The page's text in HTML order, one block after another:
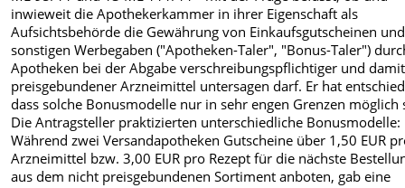
inwieweit die Apothekerkammer in ihrer Eigenschaft als
Aufsichtsbehörde die Gewährung von Einkaufsgutscheinen und
sonstigen Werbegaben ("Apotheken-Taler", "Bonus-Taler")
Apotheken bei der Abgabe verschreibungspflichtiger und damit
preisgebundener Arzneimittel untersagen darf. Er hat
dass solche Bonusmodelle nur in sehr engen Grenzen möglich
Die Antragsteller praktizierten unterschiedliche Bonusmodelle:
Während zwei Versandapotheken Gutscheine über 1,50 EUR
Arzneimittel bzw. 3,00 EUR pro Rezept für die nächste
aus dem nicht preisgebundenen Sortiment anboten, gab eine